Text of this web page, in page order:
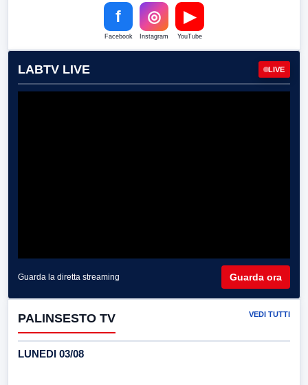
f
Facebook
◎
Instagram
▶
YouTube
LABTV LIVE LIVE
Guarda la diretta streaming Guarda ora
PALINSESTO TV VEDI TUTTI
LUNEDI 03/08